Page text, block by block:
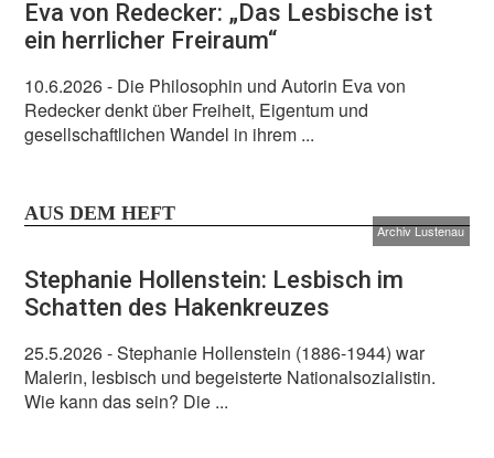
Eva von Redecker: „Das Lesbische ist
ein herrlicher Freiraum“
10.6.2026- Die Philosophin und Autorin Eva von
Redecker denkt über Freiheit, Eigentum und
gesellschaftlichen Wandel in ihrem ...
AUS DEM HEFT
Archiv Lustenau
Stephanie Hollenstein: Lesbisch im
Schatten des Hakenkreuzes
25.5.2026- Stephanie Hollenstein (1886-1944) war
Malerin, lesbisch und begeisterte Nationalsozialistin.
Wie kann das sein? Die ...